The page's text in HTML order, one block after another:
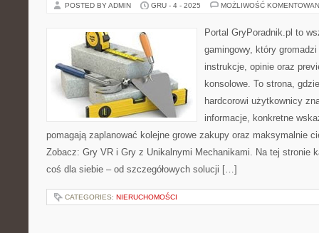
POSTED BY ADMIN GRU - 4 - 2025 MOŻLIWOŚĆ
Portal GryPoradnik.pl to
gamingowy, który
instrukcje, opinie oraz
konsolowe. To strona,
hardcorowi użytkownicy
informacje, konkretne
pomagają zaplanować kolejne growe zakupy oraz maksymalnie
Zobacz: Gry VR i Gry z Unikalnymi Mechanikami. Na tej stronie
coś dla siebie – od szczegółowych solucji […]
CATEGORIES: NIERUCHOMOŚCI